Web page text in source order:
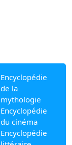
Encyclopédie
de la
mythologie
Encyclopédie
du cinéma
Encyclopédie